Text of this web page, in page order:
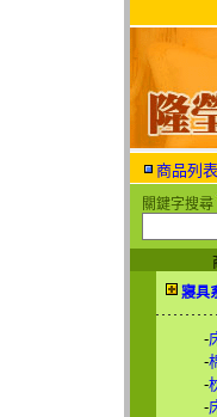
商品列表
關鍵字搜尋
寢具
-
-
-
-